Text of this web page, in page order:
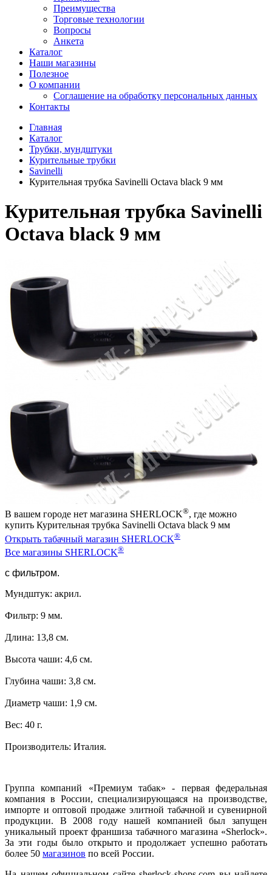
Преимущества
Торговые технологии
Вопросы
Анкета
Каталог
Наши магазины
Полезное
О компании
Соглашение на обработку персональных данных
Контакты
Главная
Каталог
Трубки, мундштуки
Курительные трубки
Savinelli
Курительная трубка Savinelli Octava black 9 мм
Курительная трубка Savinelli
Octava black 9 мм
В вашем городе нет магазина SHERLOCK®, где можно
купить Курительная трубка Savinelli Octava black 9 мм
Открыть табачный магазин SHERLOCK®
Все магазины SHERLOCK®
с фильтром.
Мундштук: акрил.
Фильтр: 9 мм.
Длина: 13,8 см.
Высота чаши: 4,6 см.
Глубина чаши: 3,8 см.
Диаметр чаши: 1,9 см.
Вес: 40 г.
Производитель: Италия.
Группа компаний «Премиум табак» - первая федеральная
компания в России, специализирующаяся на производстве,
импорте и оптовой продаже элитной табачной и сувенирной
продукции. В 2008 году нашей компанией был запущен
уникальный проект франшиза табачного магазина «Sherlock».
За эти годы было открыто и продолжает успешно работать
более 50 магазинов по всей России.